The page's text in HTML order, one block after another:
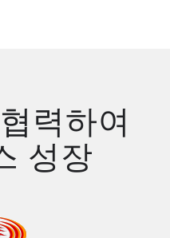
력하여
성장